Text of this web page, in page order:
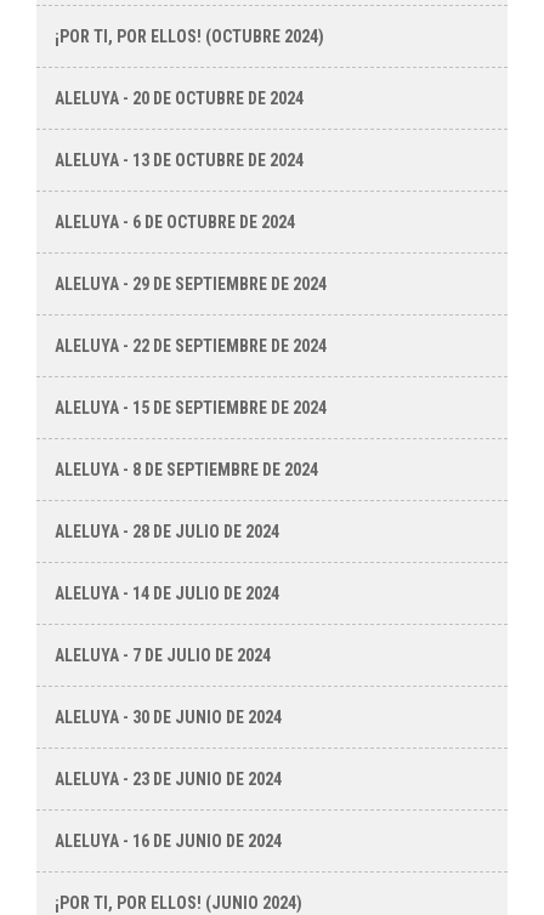
¡POR TI, POR ELLOS! (OCTUBRE 2024)
ALELUYA - 20 DE OCTUBRE DE 2024
ALELUYA - 13 DE OCTUBRE DE 2024
ALELUYA - 6 DE OCTUBRE DE 2024
ALELUYA - 29 DE SEPTIEMBRE DE 2024
ALELUYA - 22 DE SEPTIEMBRE DE 2024
ALELUYA - 15 DE SEPTIEMBRE DE 2024
ALELUYA - 8 DE SEPTIEMBRE DE 2024
ALELUYA - 28 DE JULIO DE 2024
ALELUYA - 14 DE JULIO DE 2024
ALELUYA - 7 DE JULIO DE 2024
ALELUYA - 30 DE JUNIO DE 2024
ALELUYA - 23 DE JUNIO DE 2024
ALELUYA - 16 DE JUNIO DE 2024
¡POR TI, POR ELLOS! (JUNIO 2024)